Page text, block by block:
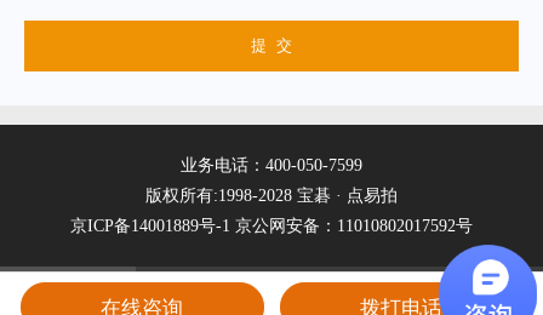
业务电话：400-050-7599
版权所有:1998-2028 宝碁 · 点易拍
京ICP备14001889号-1 京公网安备：11010802017592号
在线咨询 拨打电话